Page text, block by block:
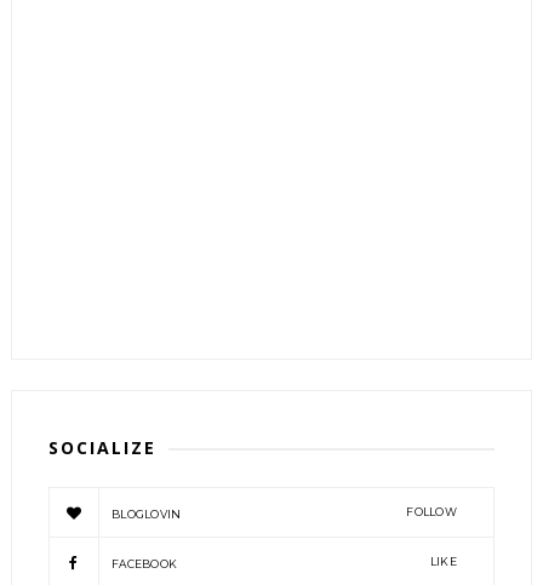
SOCIALIZE
BLOGLOVIN FOLLOW
FACEBOOK LIKE